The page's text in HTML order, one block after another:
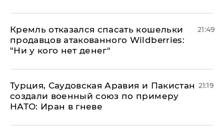
Кремль отказался спасать кошельки
продавцов атакованного Wildberries:
"Ни у кого нет денег"
21:49
Турция, Саудовская Аравия и Пакистан
создали военный союз по примеру
НАТО: Иран в гневе
21:19